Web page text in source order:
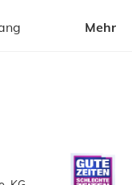
Mehr